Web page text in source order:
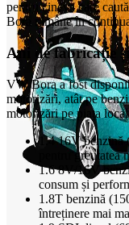
pentru cineva care
Bora rămâne în
Ani de fabricație
VW Bora a fost
motorizări, atât pe
motorizări pe piața
1.4 16V benzină
pentru greutatea
1.6 8V/16V
consum și
1.8T benzină
întreținere mai